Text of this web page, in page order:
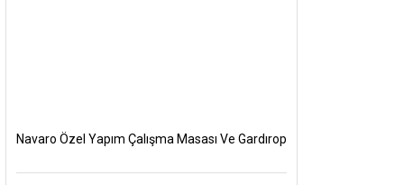
Navaro Özel Yapım Çalışma Masası Ve Gardırop